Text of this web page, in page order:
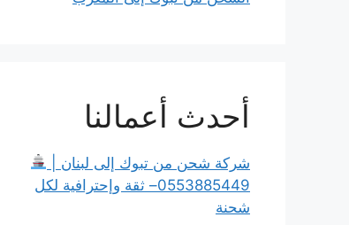
أحدث أعمالنا
شركة شحن من تبوك إلى لبنان |
0553885449– ثقة وإحترافية لكل
شحنة